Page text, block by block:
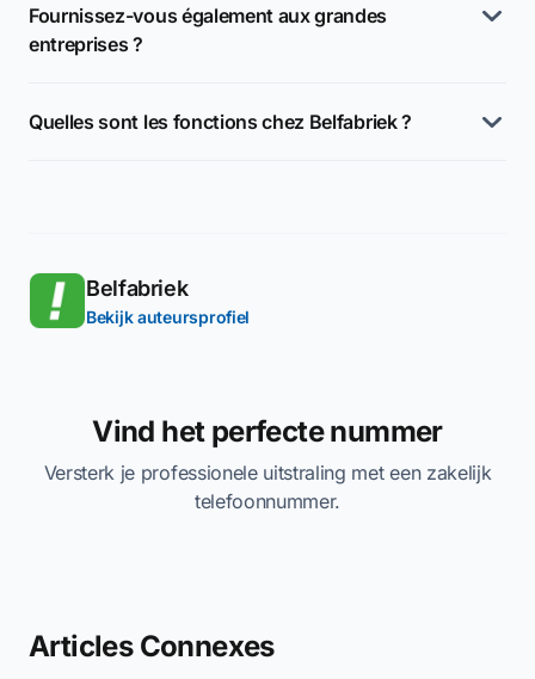
Fournissez-vous également aux grandes
entreprises ?
Quelles sont les fonctions chez Belfabriek ?
Belfabriek
Bekijk auteursprofiel
Vind het perfecte nummer
Versterk je professionele uitstraling met een zakelijk
telefoonnummer.
Articles Connexes